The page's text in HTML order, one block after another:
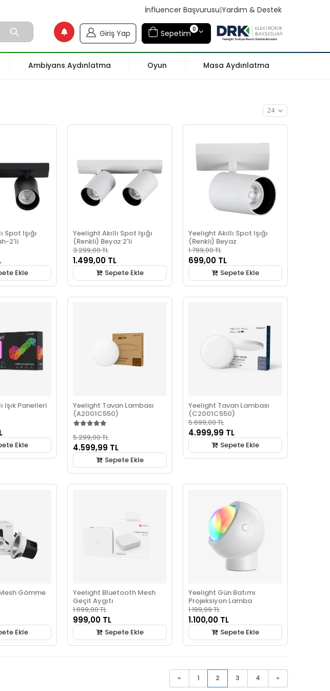
İnfluencer Başvurusu|Yardım & Destek
Giriş Yap Sepetim0
Ambiyans Aydınlatma Oyun Masa Aydınlatma
Spot Işığı
2'li
Ekle
Yeelight Akıllı Spot Işığı
(Renkli) Beyaz 2'li
3.299,00 TL
1.499,00 TL
Sepete Ekle
Yeelight Akıllı Spot Işığı
(Renkli) Beyaz
1.799,00 TL
699,00 TL
Sepete Ekle
Işık Panelleri
Ekle
Yeelight Tavan Lambası
(A2001C550)
5.299,00 TL
4.599,99 TL
Sepete Ekle
Yeelight Tavan Lambası
(C2001C550)
5.699,00 TL
4.999,99 TL
Sepete Ekle
Gömme
Ekle
Yeelight Bluetooth Mesh
Geçit Aygıtı
1.699,00 TL
999,00 TL
Sepete Ekle
Yeelight Gün Batımı
Projeksiyon Lamba
1.199,99 TL
1.100,00 TL
Sepete Ekle
« 1 2 3 4 »